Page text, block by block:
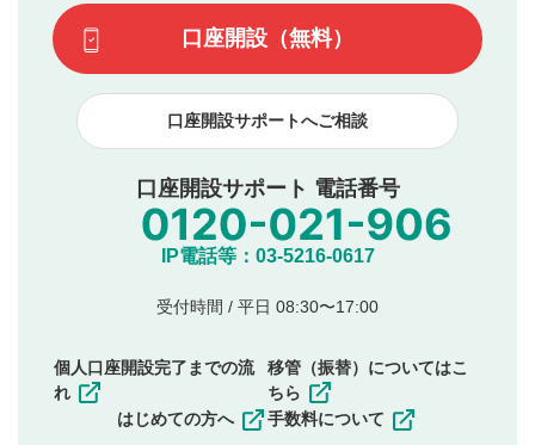
です）
てはお答えできません。各動画コンテンツへの掲載をもっ
て結果のご連絡といたします。ご了承ください。
下記の項目に該当すると判断された投稿内容は、掲載を
見合わせる場合がございます。
本動画コンテンツとは無関係の内容の投稿
他者への誹謗中傷や差別的表現投稿
公序良俗に反する内容の投稿
氏名、住所、電話番号など個人を特定できる情報の
他のサイトへの誘導や営利目的、広告・宣伝を目
他者の権利（商標、著作権、その他の知的財産
その他当社が不適切と判断した投稿
一度投稿した評価およびコメントの変更・削除はできま
口座開設（無料）
口座開設サポートへご相談
口座開設サポート 電話番号
IP電話等：03-5216-0617
受付時間 / 平日 08:30〜17:00
個人口座開設完了までの流
れ
はじめての方へ
移管（振替）についてはこ
ちら
手数料について